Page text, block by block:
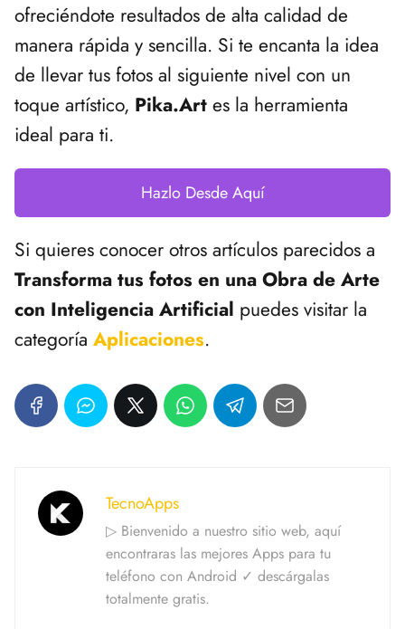
ofreciéndote resultados de alta calidad de
manera rápida y sencilla. Si te encanta la idea
de llevar tus fotos al siguiente nivel con un
toque artístico, Pika.Art es la herramienta
ideal para ti.
Hazlo Desde Aquí
Si quieres conocer otros artículos parecidos a
Transforma tus fotos en una Obra de Arte
con Inteligencia Artificial puedes visitar la
categoría Aplicaciones.
TecnoApps
▷ Bienvenido a nuestro sitio web, aquí
encontraras las mejores Apps para tu
teléfono con Android ✓ descárgalas
totalmente gratis.